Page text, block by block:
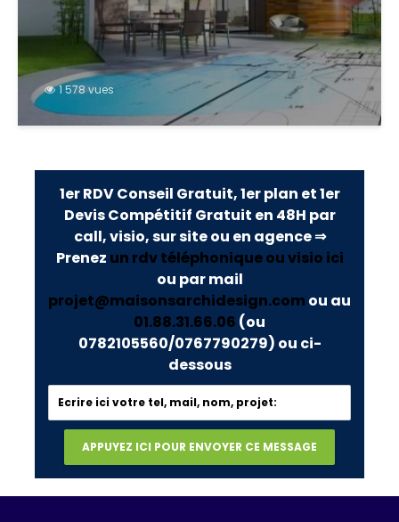
1 578 vues
1er RDV Conseil Gratuit, 1er plan et 1er
Devis Compétitif Gratuit en 48H par
call, visio, sur site ou en agence ⇒
Prenez un rdv téléphonique ou visio ici
ou par mail
projet@maisonsarchidesign.com ou au
01.88.31.66.06 (ou
0782105560/0767790279) ou ci-
dessous